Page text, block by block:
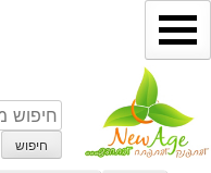
דילוג
לתוכן
חיפוש
עבור:
חיפוש